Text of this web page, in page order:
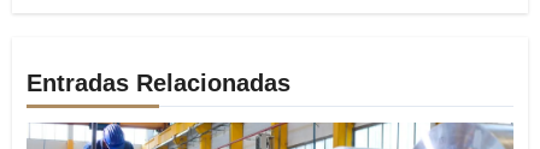
Entradas Relacionadas